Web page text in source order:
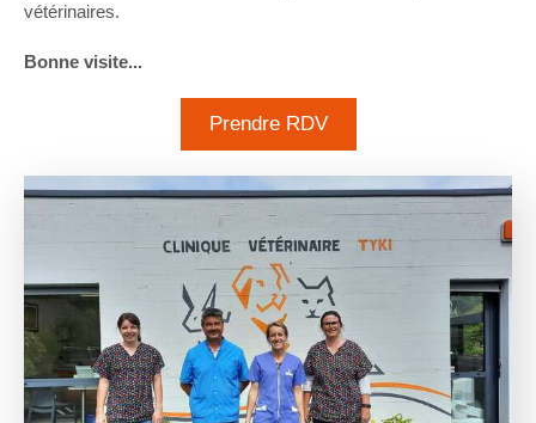
vétérinaires.
Bonne visite...
Prendre RDV